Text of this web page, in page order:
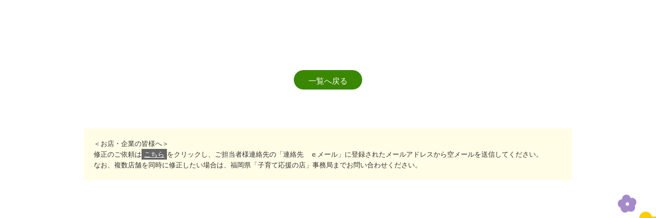
一覧へ戻る
＜お店・企業の皆様へ＞
修正のご依頼は こちら をクリックし、ご担当者様連絡先の「連絡先 ｅメール」に登録されたメールアドレスから空メールを送信してください。
なお、複数店舗を同時に修正したい場合は、福岡県「子育て応援の店」事務局までお問い合わせください。